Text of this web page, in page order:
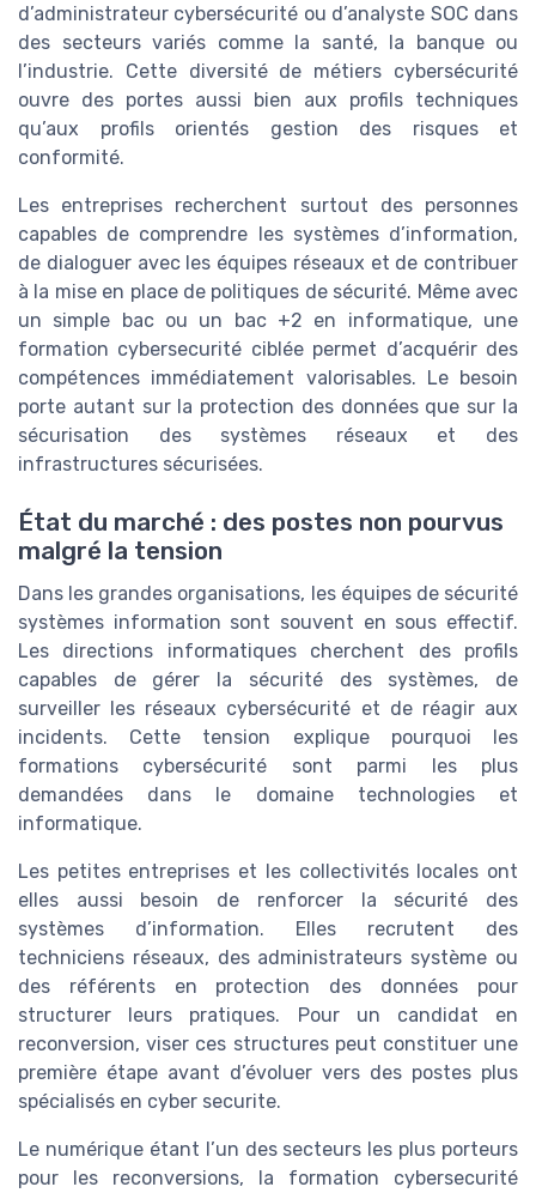
d’administrateur cybersécurité ou d’analyste SOC dans
des secteurs variés comme la santé, la banque ou
l’industrie. Cette diversité de métiers cybersécurité
ouvre des portes aussi bien aux profils techniques
qu’aux profils orientés gestion des risques et
conformité.
Les entreprises recherchent surtout des personnes
capables de comprendre les systèmes d’information,
de dialoguer avec les équipes réseaux et de contribuer
à la mise en place de politiques de sécurité. Même avec
un simple bac ou un bac +2 en informatique, une
formation cybersecurité ciblée permet d’acquérir des
compétences immédiatement valorisables. Le besoin
porte autant sur la protection des données que sur la
sécurisation des systèmes réseaux et des
infrastructures sécurisées.
État du marché : des postes non pourvus
malgré la tension
Dans les grandes organisations, les équipes de sécurité
systèmes information sont souvent en sous effectif.
Les directions informatiques cherchent des profils
capables de gérer la sécurité des systèmes, de
surveiller les réseaux cybersécurité et de réagir aux
incidents. Cette tension explique pourquoi les
formations cybersécurité sont parmi les plus
demandées dans le domaine technologies et
informatique.
Les petites entreprises et les collectivités locales ont
elles aussi besoin de renforcer la sécurité des
systèmes d’information. Elles recrutent des
techniciens réseaux, des administrateurs système ou
des référents en protection des données pour
structurer leurs pratiques. Pour un candidat en
reconversion, viser ces structures peut constituer une
première étape avant d’évoluer vers des postes plus
spécialisés en cyber securite.
Le numérique étant l’un des secteurs les plus porteurs
pour les reconversions, la formation cybersecurité